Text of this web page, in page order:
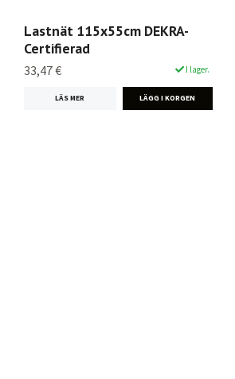
Lastnät 115x55cm DEKRA-
Certifierad
33,47 € I lager.
LÄS MER